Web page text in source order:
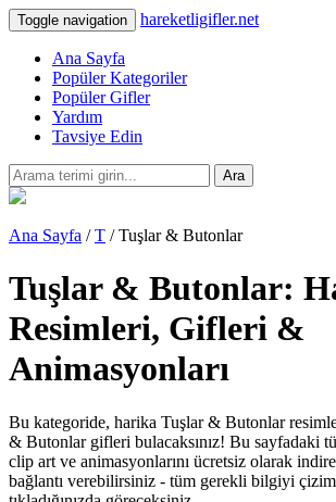
Toggle navigation hareketligifler.net
Ana Sayfa
Popüler Kategoriler
Popüler Gifler
Yardım
Tavsiye Edin
Ara
Ana Sayfa /T / Tuşlar & Butonlar
Tuşlar & Butonlar:
Resimleri, Gifleri &
Animasyonları
Bu kategoride, harika Tuşlar & Butonlar
& Butonlar gifleri bulacaksınız! Bu sayfadaki
clip art ve animasyonlarını ücretsiz olarak
bağlantı verebilirsiniz - tüm gerekli bilgiyi